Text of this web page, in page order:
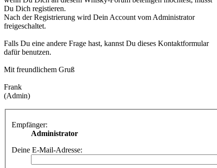
Du Dich registieren.
Nach der Registrierung wird Dein Account vom Administrator
freigeschaltet.
Falls Du eine andere Frage hast, kannst Du dieses Kontaktformular
dafür benutzen.
Mit freundlichem Gruß
Frank
(Admin)
Empfänger:
Administrator
Deine E-Mail-Adresse: